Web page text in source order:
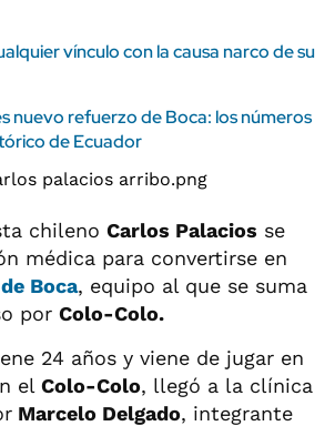
vínculo con la causa narco de su
nuevo refuerzo de Boca: los números
de Ecuador
chileno Carlos Palacios se
médica para convertirse en
Boca, equipo al que se suma
por Colo-Colo.
24 años y viene de jugar en
el Colo-Colo, llegó a la clínica
Marcelo Delgado, integrante